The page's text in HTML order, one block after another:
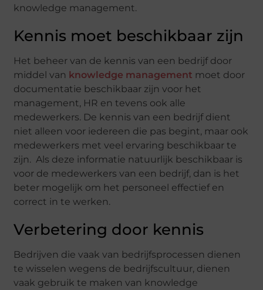
knowledge management.
Kennis moet beschikbaar zijn
Het beheer van de kennis van een bedrijf door
middel van knowledge management moet door
documentatie beschikbaar zijn voor het
management, HR en tevens ook alle
medewerkers. De kennis van een bedrijf dient
niet alleen voor iedereen die pas begint, maar ook
medewerkers met veel ervaring beschikbaar te
zijn. Als deze informatie natuurlijk beschikbaar is
voor de medewerkers van een bedrijf, dan is het
beter mogelijk om het personeel effectief en
correct in te werken.
Verbetering door kennis
Bedrijven die vaak van bedrijfsprocessen dienen
te wisselen wegens de bedrijfscultuur, dienen
vaak gebruik te maken van knowledge